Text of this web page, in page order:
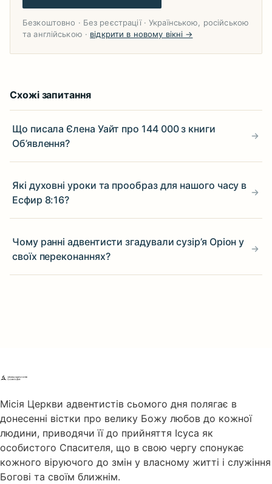
Безкоштовно · Без реєстрації · Українською, російською
та англійською · відкрити в новому вікні →
Схожі запитання
Що писала Єлена Уайт про 144 000 з книги
Об’явлення?
Які духовні уроки та прообраз для нашого часу в
Есфир 8:16?
Чому ранні адвентисти згадували сузір’я Оріон у
своїх переконаннях?
Місія Церкви адвентистів сьомого дня полягає в
донесенні вістки про велику Божу любов до кожної
людини, приводячи її до прийняття Ісуса як
особистого Спасителя, що в свою чергу спонукає
кожного віруючого до змін у власному житті і служіння
Богові та своїм ближнім.